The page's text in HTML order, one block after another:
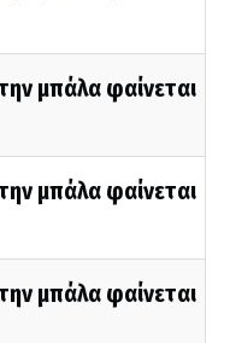
μπάλα φαίνεται
μπάλα φαίνεται
μπάλα φαίνεται